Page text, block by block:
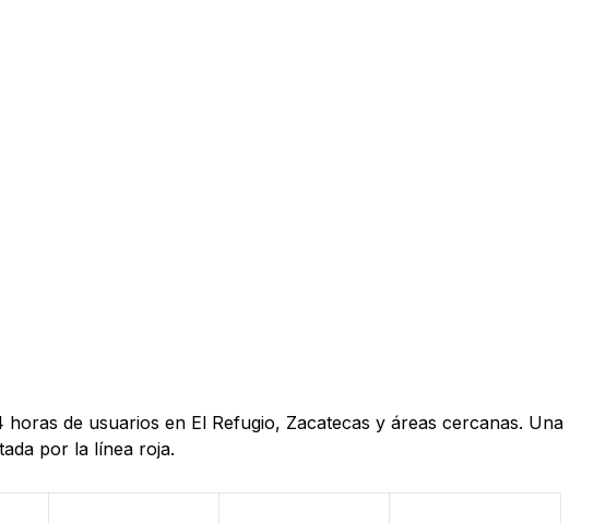
de usuarios en El Refugio, Zacatecas y áreas cercanas. Una
por la línea roja.